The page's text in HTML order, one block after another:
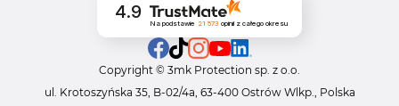
4.9
Na podstawie 21 573 opinii z całego okresu
Copyright © 3mk Protection sp. z o.o.
ul. Krotoszyńska 35, B-02/4a, 63-400 Ostrów Wlkp., Polska